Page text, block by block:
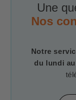
Une
Nos
Notre
du lundi